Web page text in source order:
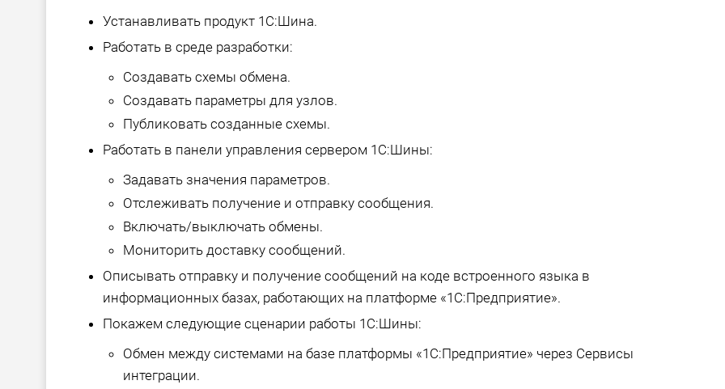
Устанавливать продукт 1С:Шина.
Работать в среде разработки:
Создавать схемы обмена.
Создавать параметры для узлов.
Публиковать созданные схемы.
Работать в панели управления сервером 1С:Шины:
Задавать значения параметров.
Отслеживать получение и отправку сообщения.
Включать/выключать обмены.
Мониторить доставку сообщений.
Описывать отправку и получение сообщений на коде встроенного языка в
информационных базах, работающих на платформе «1С:Предприятие».
Покажем следующие сценарии работы 1С:Шины:
Обмен между системами на базе платформы «1С:Предприятие» через Сервисы
интеграции.